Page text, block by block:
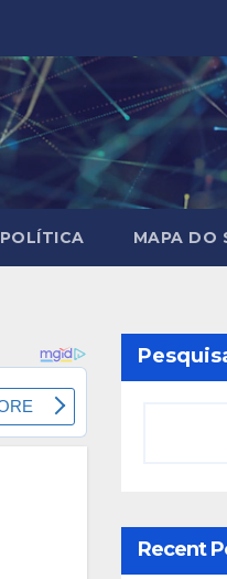
POLÍTICA MAPA DO
Recent